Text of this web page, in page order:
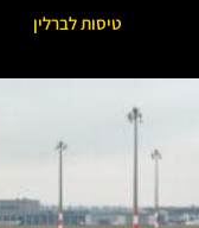
טיסות לברלין